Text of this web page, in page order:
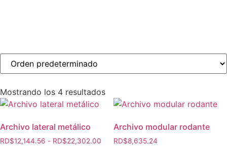
Mostrando los 4 resultados
Archivo lateral metálico
RD$12,144.56 - RD$22,302.00
Archivo modular rodante
RD$8,635.24